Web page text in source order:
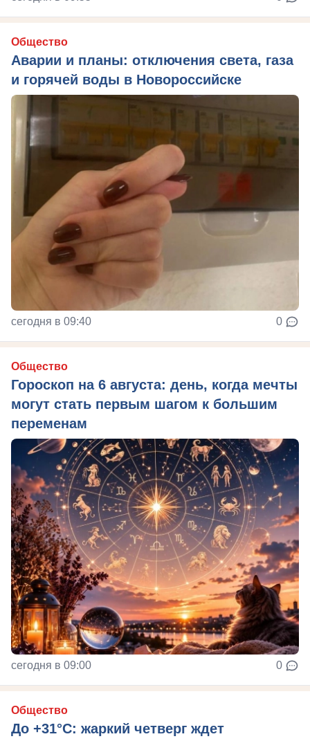
Общество
Аварии и планы: отключения света, газа
и горячей воды в Новороссийске
сегодня в 09:40 0
Общество
Гороскоп на 6 августа: день, когда мечты
могут стать первым шагом к большим
переменам
сегодня в 09:00 0
Общество
До +31°C: жаркий четверг ждет